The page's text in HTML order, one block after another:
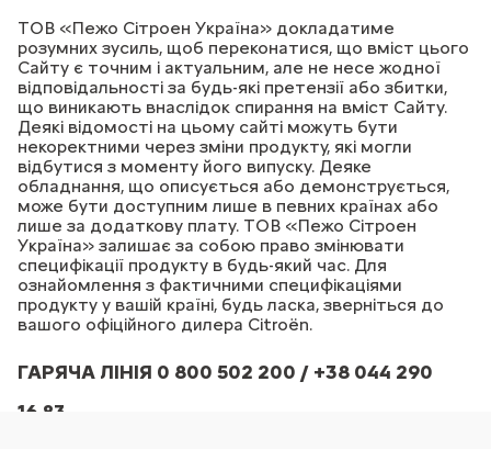
ГАРЯЧА ЛІНІЯ 0 800 502 200 / +38 044 290
16 83
ТОВ «Пежо Сітроен Україна» докладатиме
розумних зусиль, щоб переконатися, що вміст цього
Сайту є точним і актуальним, але не несе жодної
відповідальності за будь-які претензії або збитки,
що виникають внаслідок спирання на вміст Сайту.
Деякі відомості на цьому сайті можуть бути
некоректними через зміни продукту, які могли
відбутися з моменту його випуску. Деяке
обладнання, що описується або демонструється,
може бути доступним лише в певних країнах або
лише за додаткову плату. ТОВ «Пежо Сітроен
Україна» залишає за собою право змінювати
специфікації продукту в будь-який час. Для
ознайомлення з фактичними специфікаціями
продукту у вашій країні, будь ласка, зверніться до
вашого офіційного дилера Citroёn.